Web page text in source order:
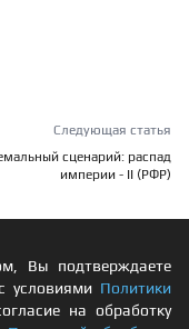
Следующая статья
сценарий: распад
империи - II (РФР)
Вы подтверждаете
условиями Политики
на обработку